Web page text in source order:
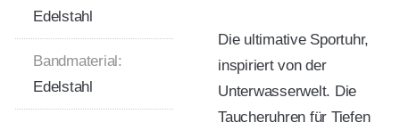
Edelstahl
Bandmaterial:
Edelstahl
Die ultimative Sportuhr,
inspiriert von der
Unterwasserwelt. Die
Taucheruhren für Tiefen